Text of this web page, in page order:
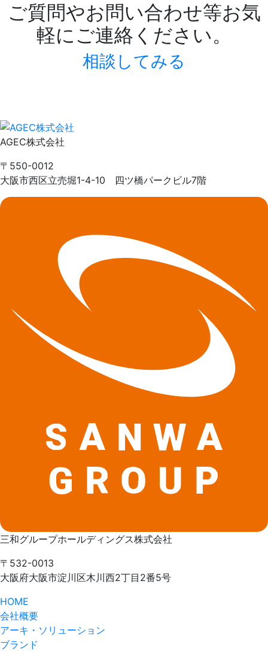
ご質問やお問い合わせ等お気
軽にご連絡ください。
相談してみる
AGEC株式会社
〒550-0012
大阪市西区立売堀1-4-10 四ツ橋パークビル7階
三和グループホールディングス株式会社
〒532-0013
大阪府大阪市淀川区木川西2丁目2番5号
HOME
会社概要
アーキ・ソリューション
ブランド